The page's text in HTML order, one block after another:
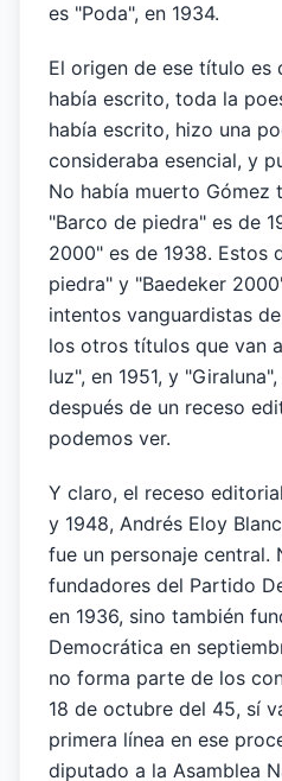
es "Poda", en 1934.
El origen de ese título es
había escrito, toda la
había escrito, hizo una
consideraba esencial, y
No había muerto Gómez
"Barco de piedra" es de
2000" es de 1938. Estos
piedra" y "Baedeker
intentos vanguardistas
los otros títulos que van
luz", en 1951, y
después de un receso
podemos ver.
Y claro, el receso
y 1948, Andrés Eloy
fue un personaje central.
fundadores del Partido
en 1936, sino también
Democrática en
no forma parte de los
18 de octubre del 45, sí
primera línea en ese
diputado a la Asamblea